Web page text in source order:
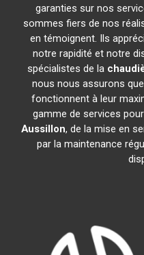
garanties sur nos
sommes fiers de nos
en témoignent. Ils
notre rapidité et notre
spécialistes de la
nous nous assurons
fonctionnent à leur
gamme de services
Aussillon, de la mise en
par la maintenance